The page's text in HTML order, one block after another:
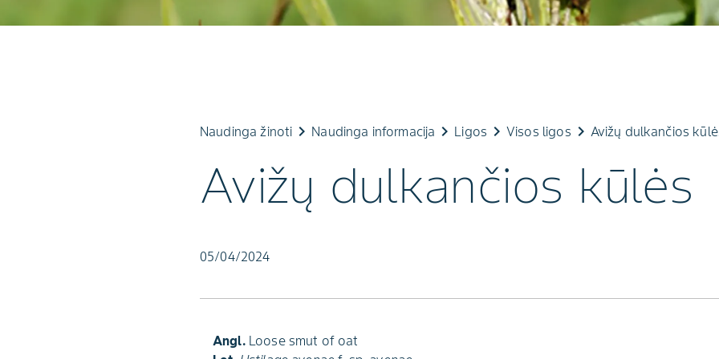
Naudinga žinoti keyboard_arrow_right Naudinga informacija keyboard_arrow_right Ligos keyboard_arrow_right Visos ligos keyboard_arrow_right Avižų dulkančios
Avižų dulkančios kūlės
05/04/2024
Angl.Loose smut of oat